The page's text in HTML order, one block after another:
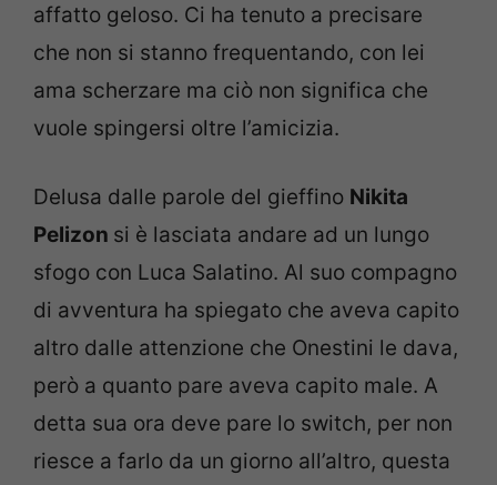
affatto geloso. Ci ha tenuto a precisare
che non si stanno frequentando, con lei
ama scherzare ma ciò non significa che
vuole spingersi oltre l’amicizia.
Delusa dalle parole del gieffino Nikita
Pelizon si è lasciata andare ad un lungo
sfogo con Luca Salatino. Al suo compagno
di avventura ha spiegato che aveva capito
altro dalle attenzione che Onestini le dava,
però a quanto pare aveva capito male. A
detta sua ora deve pare lo switch, per non
riesce a farlo da un giorno all’altro, questa